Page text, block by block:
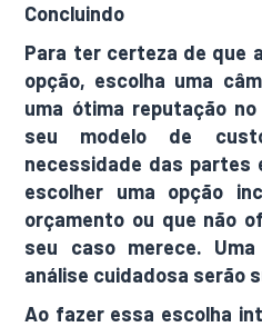
Concluindo
Para ter certeza de que
opção, escolha uma
uma ótima reputação
seu modelo de
necessidade das partes
escolher uma opção
orçamento ou que não
seu caso merece.
análise cuidadosa serão
Ao fazer essa escolha